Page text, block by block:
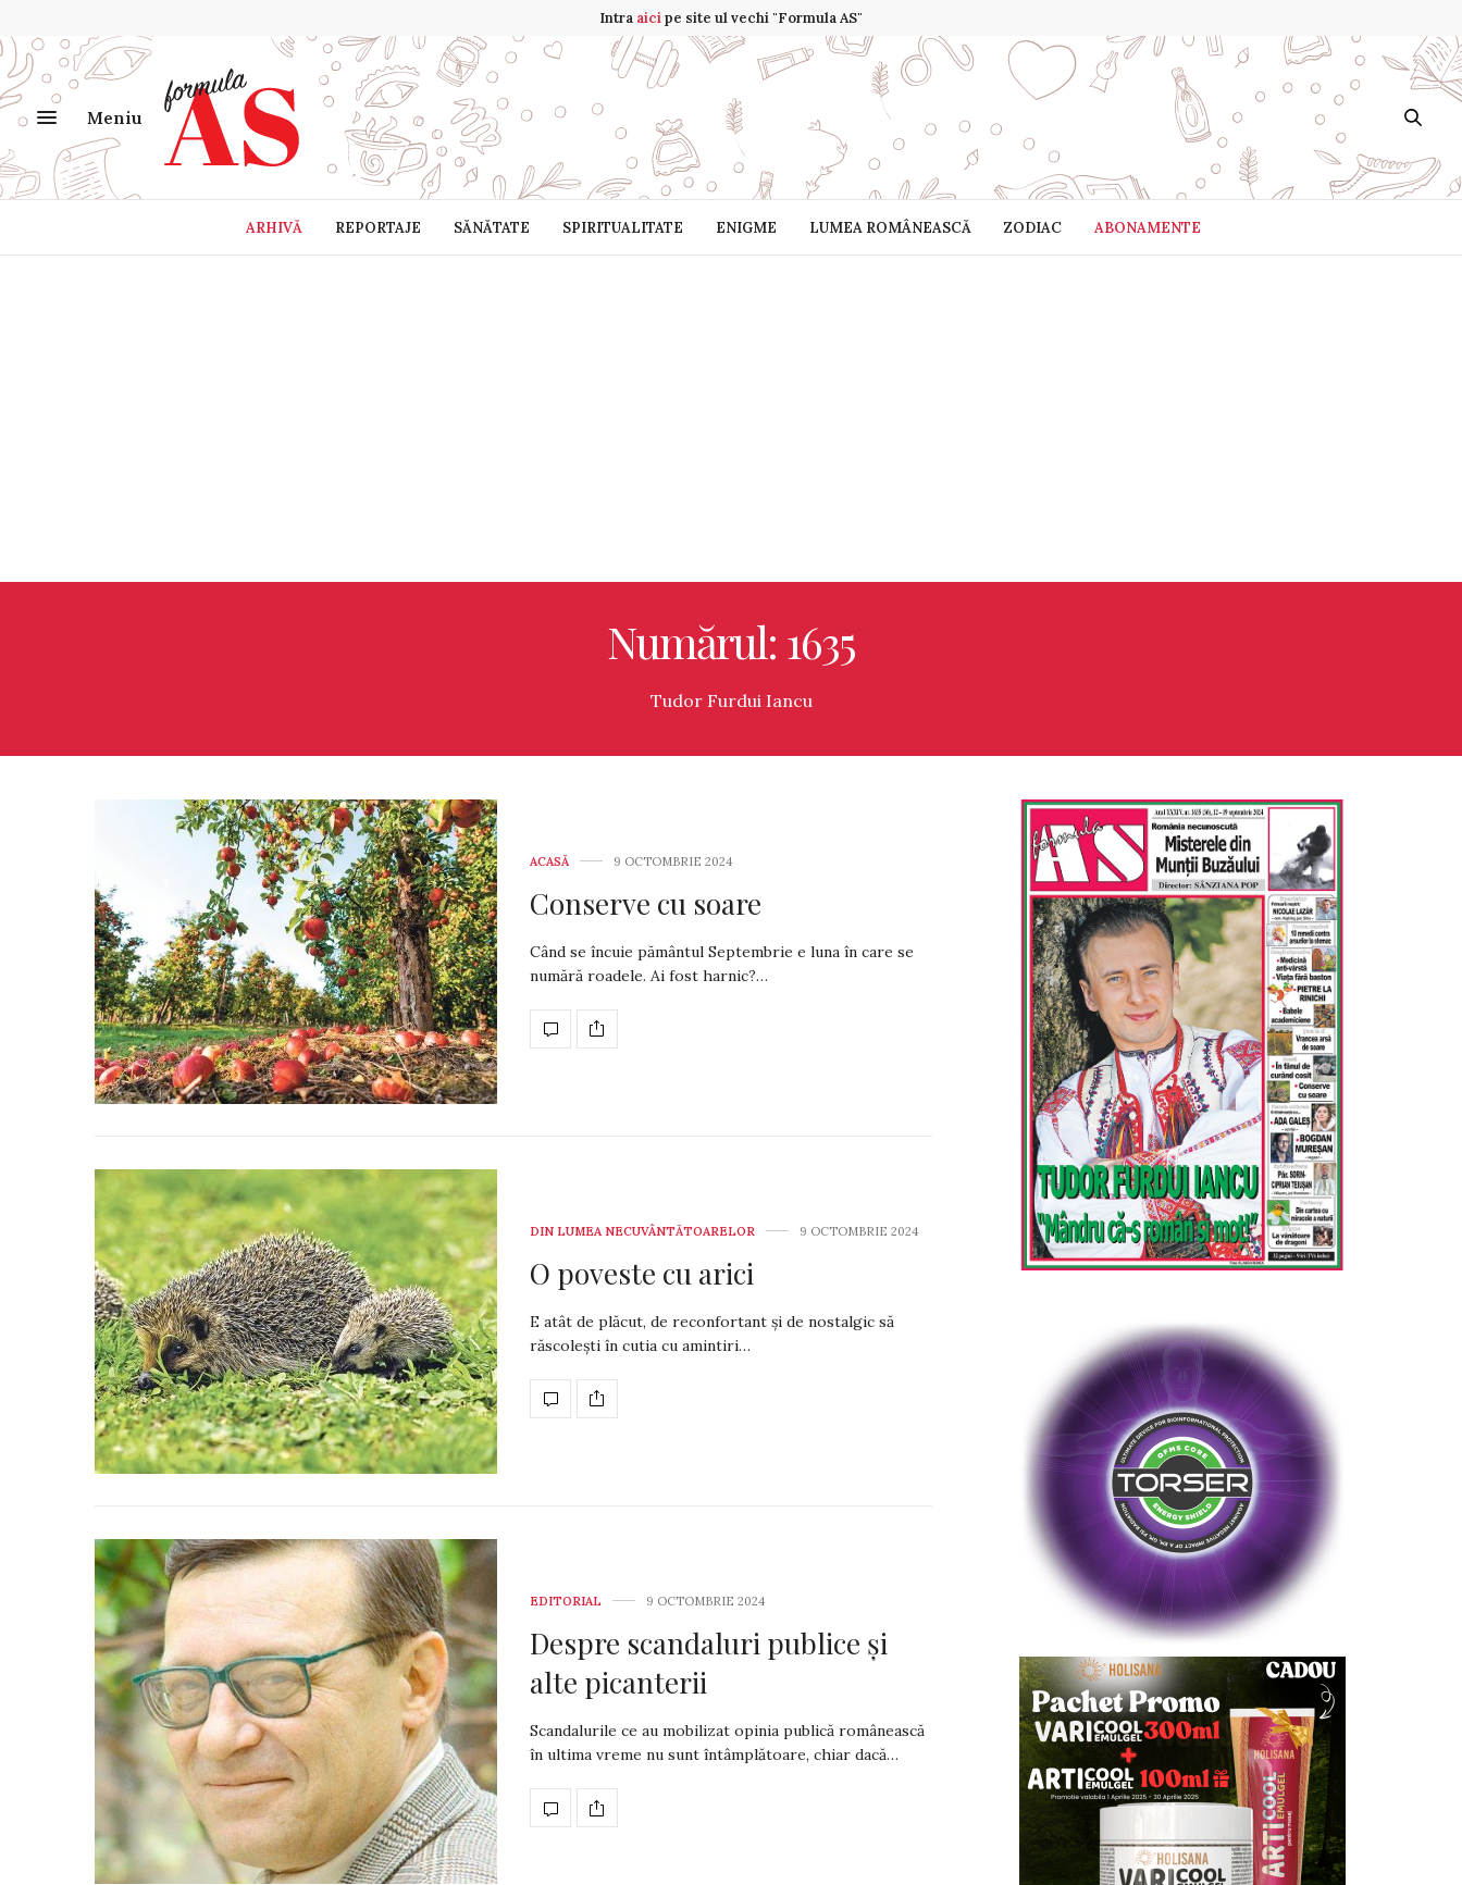
Intra aicipe site ul vechi "Formula AS"
Meniu
ARHIVĂ REPORTAJE SĂNĂTATE SPIRITUALITATE ENIGME LUMEA ROMÂNEASCĂ ZODIAC ABONAMENTE
Numărul: 1635
Tudor Furdui Iancu
ACASĂ 9 OCTOMBRIE 2024
Conserve cu soare
Când se încuie pământul Septembrie e luna în care se
numără roadele. Ai fost harnic?…
DIN LUMEA NECUVÂNTĂTOARELOR 9 OCTOMBRIE 2024
O poveste cu arici
E atât de plăcut, de reconfortant și de nostalgic să
răscolești în cutia cu amintiri…
EDITORIAL 9 OCTOMBRIE 2024
Despre scandaluri publice și
alte picanterii
Scandalurile ce au mobilizat opinia publică românească
în ultima vreme nu sunt întâmplătoare, chiar dacă…